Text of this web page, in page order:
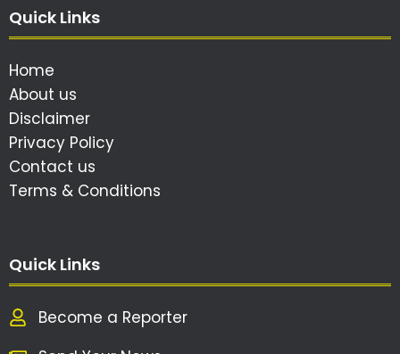
Quick Links
Home
About us
Disclaimer
Privacy Policy
Contact us
Terms & Conditions
Quick Links
Become a Reporter